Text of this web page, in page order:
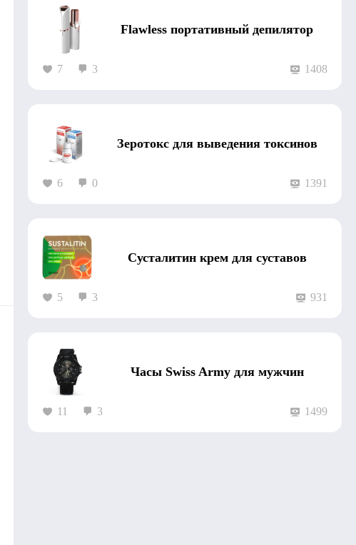
Flawless портативный депилятор
7 3 1408
Зеротокс для выведения токсинов
6 0 1391
Сусталитин крем для суставов
5 3 931
Часы Swiss Army для мужчин
11 3 1499